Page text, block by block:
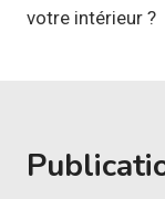
votre intérieur ?